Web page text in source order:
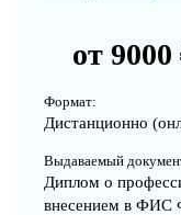
от 9000
Формат:
Дистанционно
Выдаваемый
Диплом о
внесением в